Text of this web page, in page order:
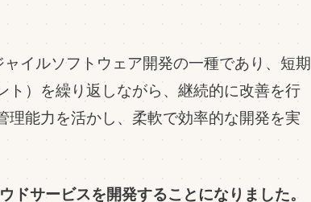
イルソフトウェア開発の一種であり、短期
ト）を繰り返しながら、継続的に改善を行
理能力を活かし、柔軟で効率的な開発を実
ドサービスを開発することになりました。